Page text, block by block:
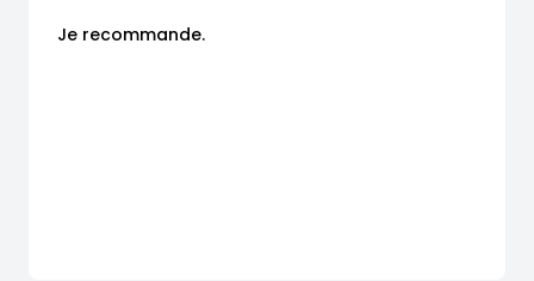
Je recommande.